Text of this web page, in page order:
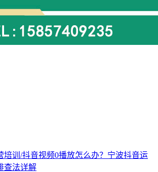
培训/抖音视频0播放怎么办？宁波抖音运
查法详解